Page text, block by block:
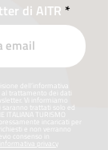
di AITR
dell’informativa
al trattamento dei dati
Vi informiamo
saranno trattati solo ed
TURISMO
incaricati per
e non verranno
consenso in
informativa privacy